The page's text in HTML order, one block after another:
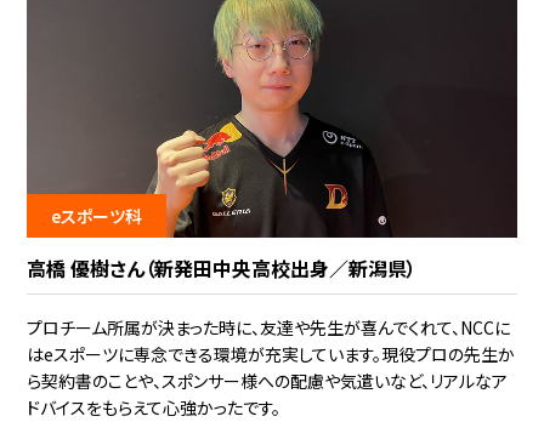
eスポーツ科
高橋 優樹さん（新発田中央高校出身／新潟県）
プロチーム所属が決まった時に、友達や先生が喜んでくれて、NCCに
はeスポーツに専念できる環境が充実しています。現役プロの先生か
ら契約書のことや、スポンサー様への配慮や気遣いなど、リアルなア
ドバイスをもらえて心強かったです。